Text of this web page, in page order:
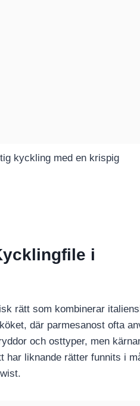
kyckling med en krispig
i
rätt som kombinerar
där parmesanost ofta
och osttyper, men
liknande rätter funnits i